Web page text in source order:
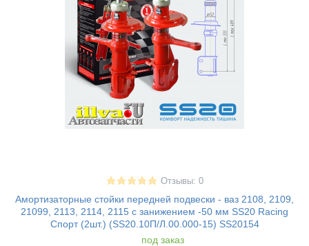
Отзывы: 0
Амортизаторные стойки передней подвески - ваз 2108, 2109,
21099, 2113, 2114, 2115 с занижением -50 мм SS20 Racing
Спорт (2шт.) (SS20.10П/Л.00.000-15) SS20154
под заказ